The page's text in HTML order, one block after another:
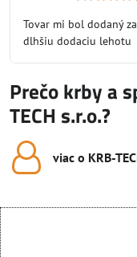
Tovar mi bol dodaný
dlhšiu dodaciu lehotu
Prečo krby a
TECH s.r.o.?
viac o KRB-